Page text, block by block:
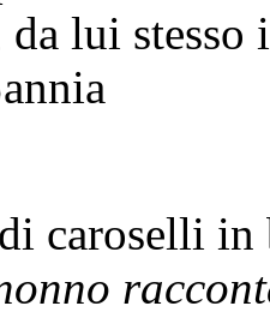
lui stesso
caroselli